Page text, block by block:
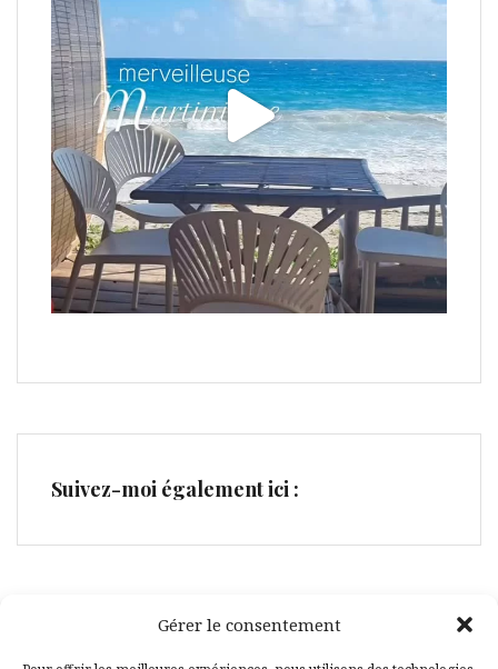
Gérer le consentement
Suivez-moi également ici :
Facebook
Pinterest